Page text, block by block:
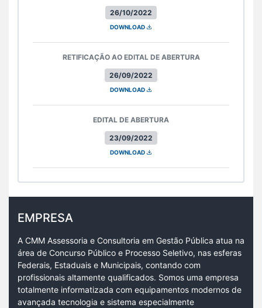
26/10/2022
DOWNLOAD
26/09/2022
RETIFICAÇÃO AO EDITAL DE ABERTURA
DOWNLOAD
23/09/2022
EDITAL DE ABERTURA
DOWNLOAD
EMPRESA
A CMM Assessoria e Consultoria em Gestão Pública atua na
área de Concurso Público e Processo Seletivo, nas esferas
Federais, Estaduais e Municipais, contando com
profissionais altamente qualificados. Somos uma empresa
totalmente informatizada com equipamentos modernos de
avançada tecnologia e sistema especialmente